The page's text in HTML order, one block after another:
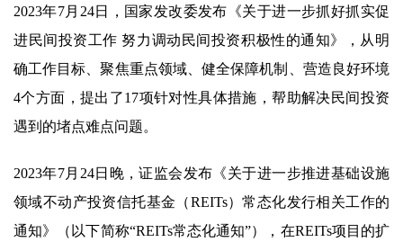
2023年7月24日，国家发改委发布《关于进一步抓好抓实促
进民间投资工作 努力调动民间投资积极性的通知》，从明
确工作目标、聚焦重点领域、健全保障机制、营造良好环境
4个方面，提出了17项针对性具体措施，帮助解决民间投资
遇到的堵点难点问题。
2023年7月24日晚，证监会发布《关于进一步推进基础设施
领域不动产投资信托基金（REITs）常态化发行相关工作的
通知》（以下简称“REITs常态化通知”），在REITs项目的扩